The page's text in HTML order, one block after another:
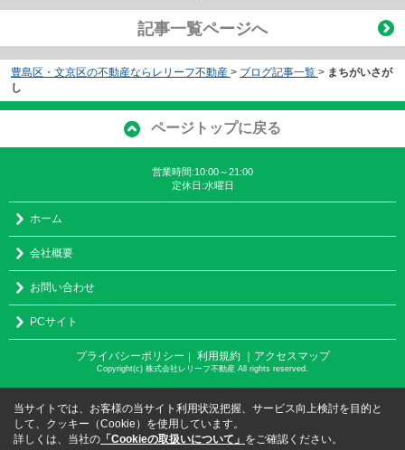
記事一覧ページへ
豊島区・文京区の不動産ならレリーフ不動産 > ブログ記事一覧 > まちがいさが
し
ページトップに戻る
営業時間:10:00～21:00
定休日:水曜日
ホーム
会社概要
お問い合わせ
PCサイト
プライバシーポリシー ｜ 利用規約 ｜アクセスマップ
Copyright(c) 株式会社レリーフ不動産 All rights reserved.
当サイトでは、お客様の当サイト利用状況把握、サービス向上検討を目的と
して、クッキー（Cookie）を使用しています。
詳しくは、当社の 「Cookieの取扱いについて」 をご確認ください。